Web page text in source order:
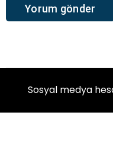
Sosyal medya